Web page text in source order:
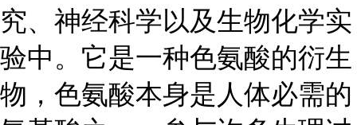
究、神经科学以及生物化学实
验中。它是一种色氨酸的衍生
物，色氨酸本身是人体必需的